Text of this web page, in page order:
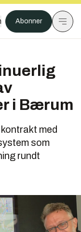
Abonner
i Bærum
med
som
rundt